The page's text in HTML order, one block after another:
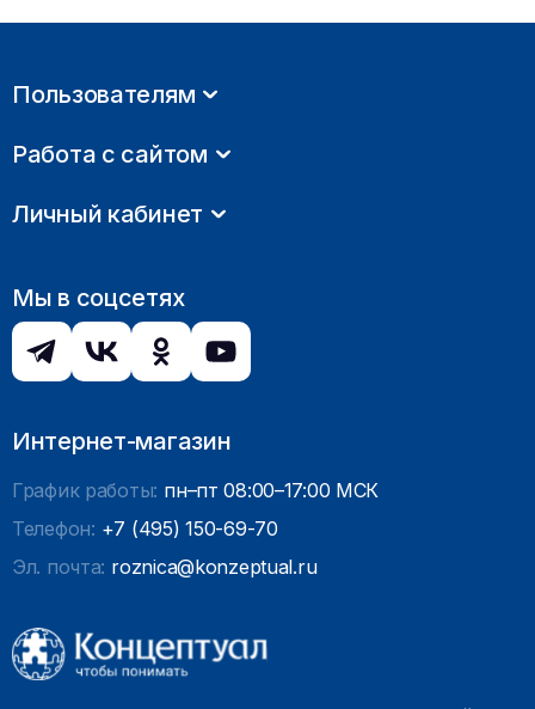
Пользователям
Работа с сайтом
Личный кабинет
Мы в соцсетях
Интернет-магазин
График работы: пн–пт 08:00–17:00 МСК
Телефон: +7 (495) 150-69-70
Эл. почта: roznica@konzeptual.ru